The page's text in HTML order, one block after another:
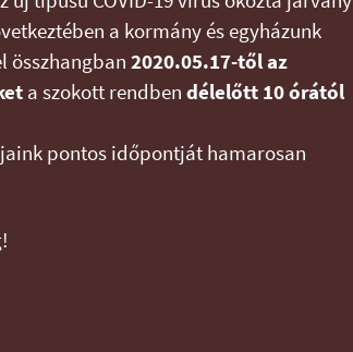
a kormány és egyházunk
összhangban 2020.05.17-től az
a szokott rendben délelőtt 10 órától
pontos időpontját hamarosan